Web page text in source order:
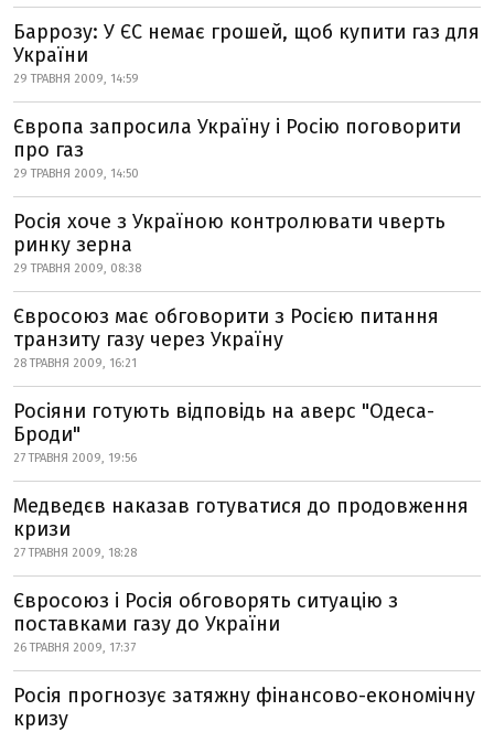
Баррозу: У ЄС немає грошей, щоб купити газ для
України
29 ТРАВНЯ 2009, 14:59
Європа запросила Україну і Росію поговорити
про газ
29 ТРАВНЯ 2009, 14:50
Росія хоче з Україною контролювати чверть
ринку зерна
29 ТРАВНЯ 2009, 08:38
Євросоюз має обговорити з Росією питання
транзиту газу через Україну
28 ТРАВНЯ 2009, 16:21
Росіяни готують відповідь на аверс "Одеса-
Броди"
27 ТРАВНЯ 2009, 19:56
Медведєв наказав готуватися до продовження
кризи
27 ТРАВНЯ 2009, 18:28
Євросоюз і Росія обговорять ситуацію з
поставками газу до України
26 ТРАВНЯ 2009, 17:37
Росія прогнозує затяжну фінансово-економічну
кризу